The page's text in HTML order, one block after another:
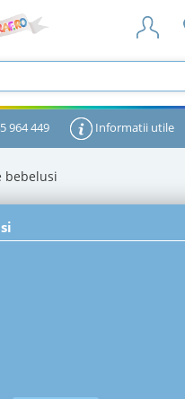
964 449 Informatii utile
bebelusi